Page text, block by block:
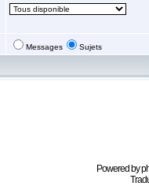
Messages Sujets
Powered by